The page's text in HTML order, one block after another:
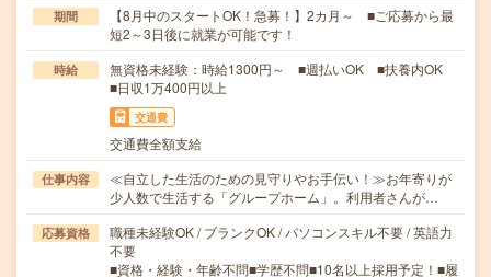
期間
【8月中のスタートOK！急募！】2カ月～ ■ご応募から最
短2～3日後に就業が可能です！
時給
無資格未経験：時給1300円～ ■週払いOK ■扶養内OK
■日収1万400円以上
交通費
交通費全額支給
仕事内容
≪自立した生活のための見守りやお手伝い！≫お年寄りが
少人数で生活する「グループホーム」。利用者さんが…
応募資格
職種未経験OK / ブランクOK / パソコンスキル不要 / 英語力
不要
■資格・経験・年齢不問■学歴不問■10名以上採用予定！■履